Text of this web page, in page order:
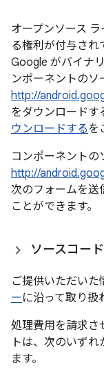
オープンソース
る権利が付与され
Google がバイナ
ンポーネントのソ
http://
をダウンロードす
ウンロードするを
コンポーネントの
http://
次のフォームを送
ことができます。
ソースコー
ご提供いただいた
ー に沿って取り扱
処理費用を請求さ
トは、次のいず
ます。